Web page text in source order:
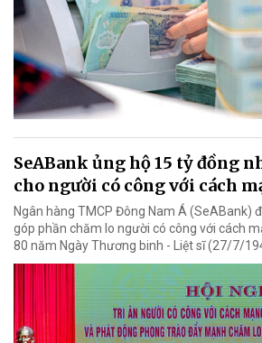
SeABank ủng hộ 15 tỷ đồng
cho người có công với cách
Ngân hàng TMCP Đông Nam Á (SeABank)
góp phần chăm lo người có công với cách
80 năm Ngày Thương binh - Liệt sĩ (27/7/